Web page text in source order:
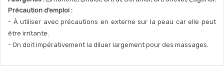
Précaution d’emploi :
- À utiliser avec précautions en externe sur la peau car elle peut
être irritante.
- On doit impérativement la diluer largement pour des massages.